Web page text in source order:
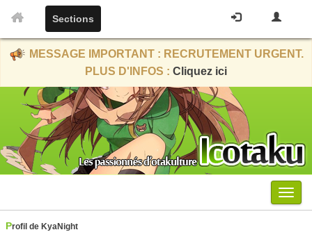
Sections
MESSAGE IMPORTANT : RECRUTEMENT URGENT.
PLUS D'INFOS : Cliquez ici
Menu
Profil de KyaNight